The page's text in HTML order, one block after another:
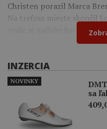
Christen porazil Marca
Na treťom mieste skončil
vedie aj naďalej Bart
INZERCIA
sa
NOVINKY